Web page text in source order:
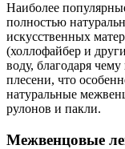
Наиболее
полностью
искусственных
(холлофайбер и
воду, благодаря
плесени, что
натуральные
рулонов и пакли.
Межвенцовые